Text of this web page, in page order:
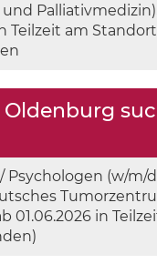
Teilzeit am
Psychologen (w/m/
01.06.2026 in